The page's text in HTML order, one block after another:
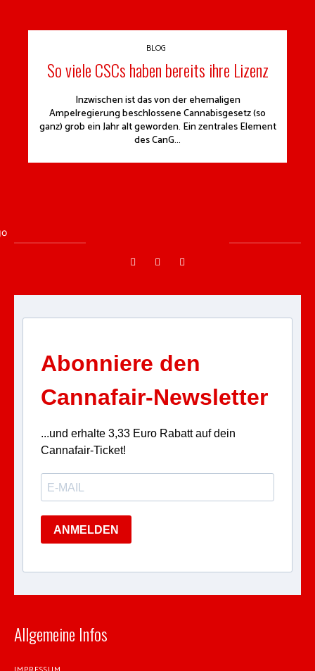
BLOG
So viele CSCs haben bereits ihre Lizenz
Inzwischen ist das von der ehemaligen
Ampelregierung beschlossene Cannabisgesetz (so
ganz) grob ein Jahr alt geworden. Ein zentrales Element
des CanG...
Abonniere den
Cannafair-Newsletter
...und erhalte 3,33 Euro Rabatt auf dein
Cannafair-Ticket!
ANMELDEN
Allgemeine Infos